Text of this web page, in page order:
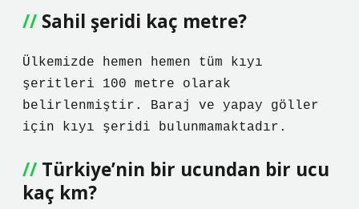
Sahil şeridi kaç metre?
Ülkemizde hemen hemen tüm kıyı
şeritleri 100 metre olarak
belirlenmiştir. Baraj ve yapay göller
için kıyı şeridi bulunmamaktadır.
Türkiye’nin bir ucundan bir ucu
kaç km?